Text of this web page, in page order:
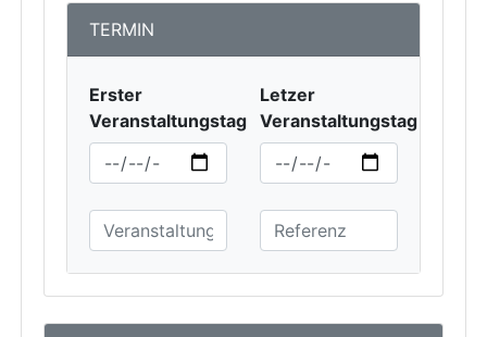
TERMIN
Erster
Veranstaltungstag
Letzer
Veranstaltungstag